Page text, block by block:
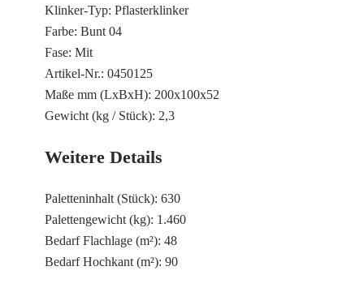
Klinker-Typ: Pflasterklinker
Farbe: Bunt 04
Fase: Mit
Artikel-Nr.: 0450125
Maße mm (LxBxH): 200x100x52
Gewicht (kg / Stück): 2,3
Weitere Details
Paletteninhalt (Stück): 630
Palettengewicht (kg): 1.460
Bedarf Flachlage (m²): 48
Bedarf Hochkant (m²): 90